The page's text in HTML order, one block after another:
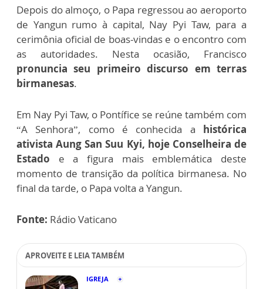
Depois do almoço, o Papa regressou ao aeroporto
de Yangun rumo à capital, Nay Pyi Taw, para a
cerimônia oficial de boas-vindas e o encontro com
as autoridades. Nesta ocasião, Francisco
pronuncia seu primeiro discurso em terras
birmanesas.
Em Nay Pyi Taw, o Pontífice se reúne também com
“A Senhora”, como é conhecida a histórica
ativista Aung San Suu Kyi, hoje Conselheira de
Estado e a figura mais emblemática deste
momento de transição da política birmanesa. No
final da tarde, o Papa volta a Yangun.
Fonte: Rádio Vaticano
APROVEITE E LEIA TAMBÉM
IGREJA